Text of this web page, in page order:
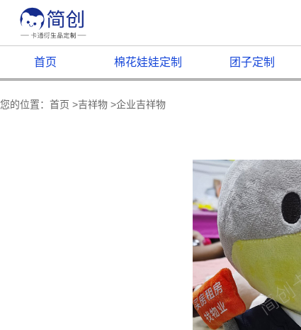
首页 棉花娃娃定制 团子定制
您的位置： 首页 >吉祥物 >企业吉祥物